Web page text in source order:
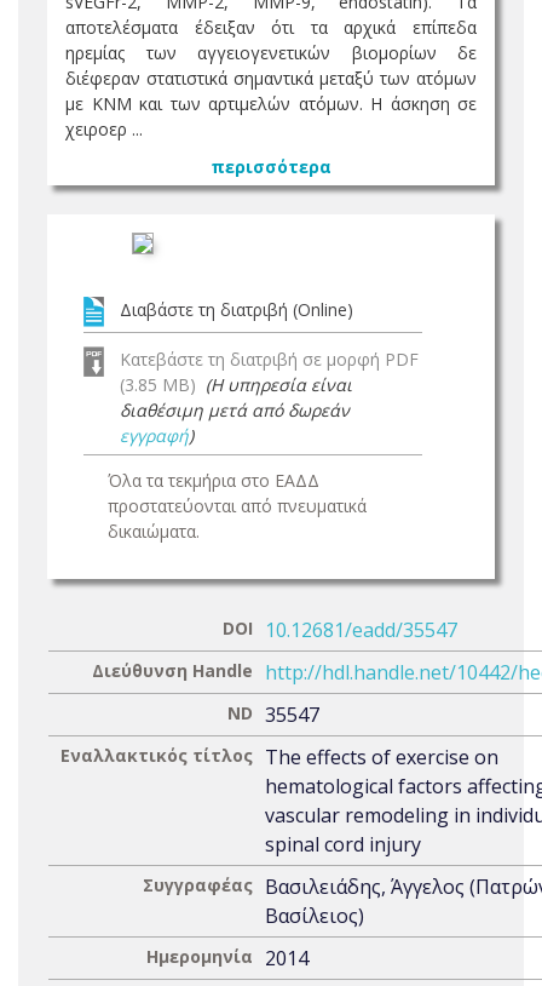
αποτελέσματα έδειξαν ότι τα αρχικά επίπεδα
ηρεμίας των αγγειογενετικών βιομορίων δε
διέφεραν στατιστικά σημαντικά μεταξύ των ατόμων
με ΚΝΜ και των αρτιμελών ατόμων. Η άσκηση σε
χειροερ ...
περισσότερα
Διαβάστε τη διατριβή (Online)
Κατεβάστε τη διατριβή σε μορφή PDF
(3.85 MB) (Η υπηρεσία είναι
διαθέσιμη μετά από δωρεάν
εγγραφή)
Όλα τα τεκμήρια στο ΕΑΔΔ
προστατεύονται από πνευματικά
δικαιώματα.
DOI 10.12681/eadd/35547
Διεύθυνση Handle http://hdl.handle.net/10442/
ND 35547
Εναλλακτικός τίτλος The effects of exercise on
hematological factors
vascular remodeling in
spinal cord injury
Συγγραφέας Βασιλειάδης, Άγγελος
Βασίλειος)
Ημερομηνία 2014